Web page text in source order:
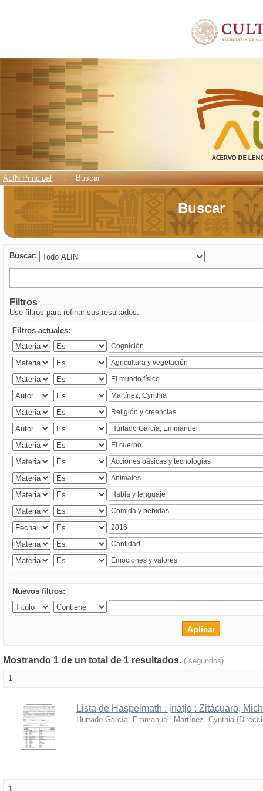
ALIN Principal → Buscar
Buscar
Buscar:
Filtros
Use filtros para refinar sus resultados.
Filtros actuales:
Nuevos filtros:
Mostrando 1 de un total de 1 resultados. ( segundos)
1
Lista de Haspelmath : jnatjo : Zitácuaro,
Hurtado García, Emmanuel ; Martínez, Cynthia (
1